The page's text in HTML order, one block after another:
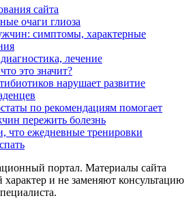
сайта
очаги глиоза
симптомы, характерные
лечение
это значит?
нарушает развитие
по рекомендациям помогает
пережить болезнь
что ежедневные тренировки
портал. Материалы сайта
характер и не заменяют консультацию